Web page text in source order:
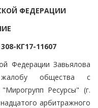
ФЕДЕРАЦИИ
КГ17-11607
Федерации Завьялова
общества с
Ресурсы" (г.
арбитражного